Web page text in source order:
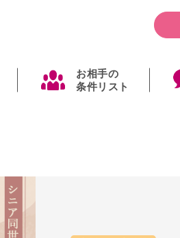
お相手の
条件リスト